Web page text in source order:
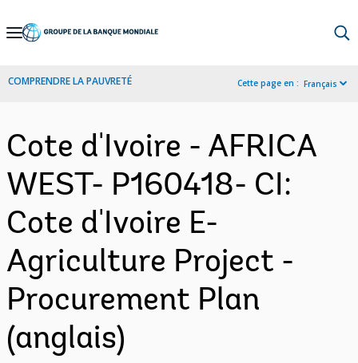
Skip
Navigation
COMPRENDRE LA PAUVRETÉ Cette page en : Français
Cote d'Ivoire - AFRICA
WEST- P160418- CI:
Cote d'Ivoire E-
Agriculture Project -
Procurement Plan
(anglais)